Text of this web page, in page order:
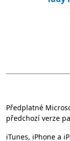
Předplatné
předchozí verze
iTunes, iPhone a